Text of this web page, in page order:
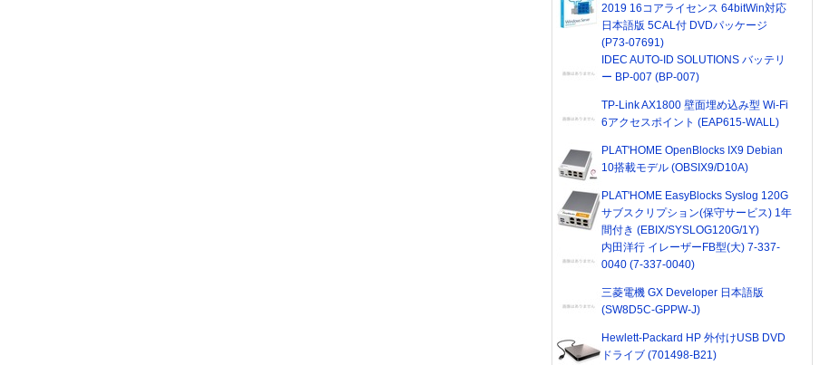
2019 16コアライセンス 64bitWin対応
日本語版 5CAL付 DVDパッケージ
(P73-07691)
IDEC AUTO-ID SOLUTIONS バッテリ
ー BP-007 (BP-007)
TP-Link AX1800 壁面埋め込み型 Wi-Fi
6アクセスポイント (EAP615-WALL)
PLAT'HOME OpenBlocks IX9 Debian
10搭載モデル (OBSIX9/D10A)
PLAT'HOME EasyBlocks Syslog 120G
サブスクリプション(保守サービス) 1年
間付き (EBIX/SYSLOG120G/1Y)
内田洋行 イレーザーFB型(大) 7-337-
0040 (7-337-0040)
三菱電機 GX Developer 日本語版
(SW8D5C-GPPW-J)
Hewlett-Packard HP 外付けUSB DVD
ドライブ (701498-B21)